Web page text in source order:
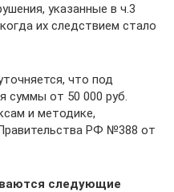
указанные в ч.3
их следствием стало
что под
от 50 000 руб.
и методике,
РФ №388 от
следующие